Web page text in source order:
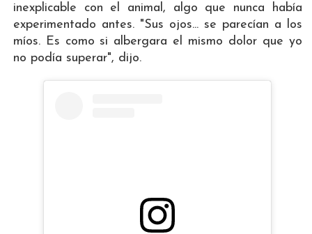
inexplicable con el animal, algo que nunca había
experimentado antes. "Sus ojos... se parecían a los
míos. Es como si albergara el mismo dolor que yo
no podía superar", dijo.